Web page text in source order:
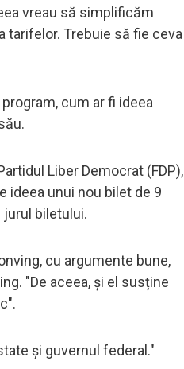
vreau să simplificăm
tarifelor. Trebuie să fie ceva
cum ar fi ideea
Liber Democrat (FDP),
ideea unui nou bilet de 9
biletului.
cu argumente bune,
"De aceea, și el susține
și guvernul federal."